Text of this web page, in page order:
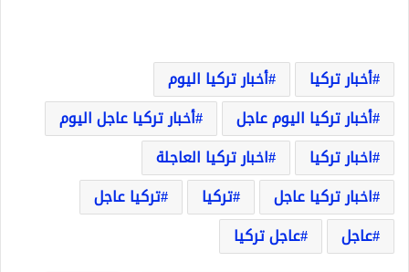
أخبار تركيا
أخبار تركيا اليوم
أخبار تركيا اليوم عاجل
أخبار تركيا عاجل اليوم
اخبار تركيا
اخبار تركيا العاجلة
اخبار تركيا عاجل
تركيا
تركيا عاجل
عاجل
عاجل تركيا